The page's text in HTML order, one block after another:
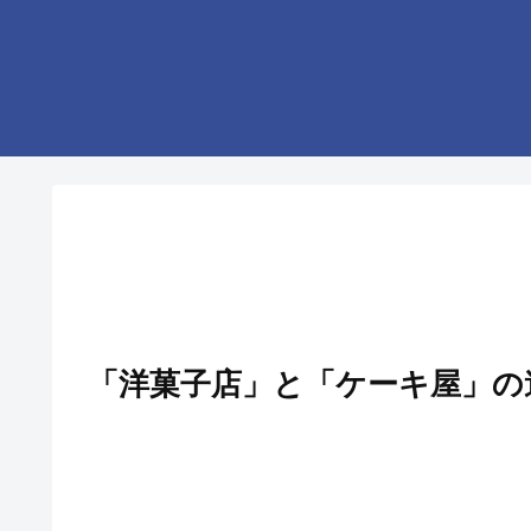
「洋菓子店」と「ケーキ屋」